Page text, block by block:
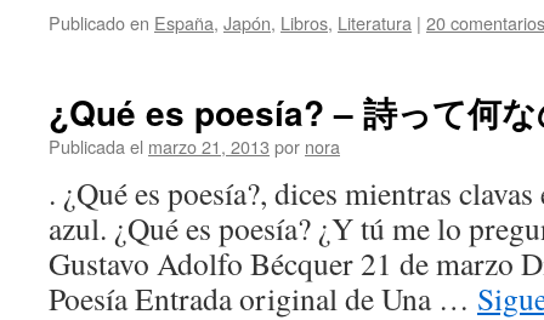
Publicado en España, Japón, Libros, Literatura | 20 comentarios
¿Qué es poesía? – 詩って何
Publicada el marzo 21, 2013 por nora
. ¿Qué es poesía?, dices mientras
azul. ¿Qué es poesía? ¿Y tú me lo
Gustavo Adolfo Bécquer 21 de marzo
Poesía Entrada original de Una …